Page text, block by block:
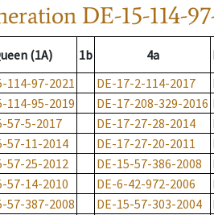
DE-15-114-
(1A) 1b 4a
114-97-2021
DE-17-2-114-2017
114-95-2019
DE-17-208-329-2016
57-5-2017
DE-17-27-28-2014
57-11-2014
DE-17-27-20-2011
57-25-2012
DE-15-57-386-2008
57-14-2010
DE-6-42-972-2006
57-387-2008
DE-15-57-303-2004